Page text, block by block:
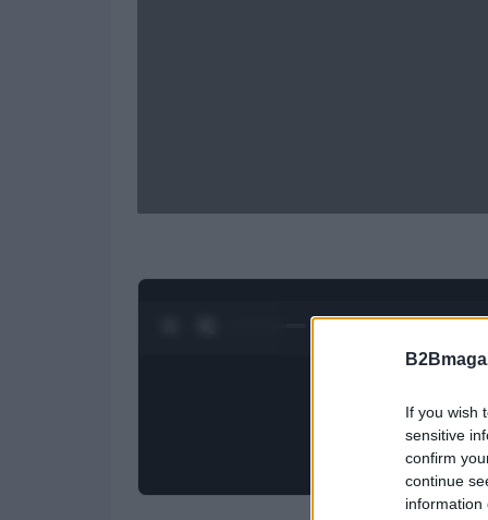
If you wish
sensitive
confirm
continue
information